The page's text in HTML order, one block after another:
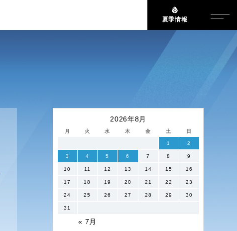
夏季情報
2026年8月
月 火 水 木 金 土 日
« 7月
1 2
3 4 5 6 7 8 9
10 11 12 13 14 15 16
17 18 19 20 21 22 23
24 25 26 27 28 29 30
31